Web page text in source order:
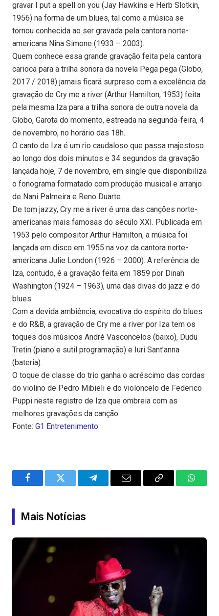
gravar I put a spell on you (Jay Hawkins e Herb Slotkin,
1956) na forma de um blues, tal como a música se
tornou conhecida ao ser gravada pela cantora norte-
americana Nina Simone (1933 – 2003).
Quem conhece essa grande gravação feita pela cantora
carioca para a trilha sonora da novela Pega pega (Globo,
2017 / 2018) jamais ficará surpreso com a excelência da
gravação de Cry me a river (Arthur Hamilton, 1953) feita
pela mesma Iza para a trilha sonora de outra novela da
Globo, Garota do momento, estreada na segunda-feira, 4
de novembro, no horário das 18h.
O canto de Iza é um rio caudaloso que passa majestoso
ao longo dos dois minutos e 34 segundos da gravação
lançada hoje, 7 de novembro, em single que disponibiliza
o fonograma formatado com produção musical e arranjo
de Nani Palmeira e Reno Duarte.
De tom jazzy, Cry me a river é uma das canções norte-
americanas mais famosas do século XXI. Publicada em
1953 pelo compositor Arthur Hamilton, a música foi
lançada em disco em 1955 na voz da cantora norte-
americana Julie London (1926 – 2000). A referência de
Iza, contudo, é a gravação feita em 1859 por Dinah
Washington (1924 – 1963), uma das divas do jazz e do
blues.
Com a devida ambiência, evocativa do espírito do blues
e do R&B, a gravação de Cry me a river por Iza tem os
toques dos músicos André Vasconcelos (baixo), Dudu
Tretin (piano e sutil programação) e Iuri Sant’anna
(bateria).
O toque de classe do trio ganha o acréscimo das cordas
do violino de Pedro Mibieli e do violoncelo de Federico
Puppi neste registro de Iza que ombreia com as
melhores gravações da canção.
Fonte: G1 Entretenimento
FacebookTwitter TelegramEmail
Copy
Mais Notícias